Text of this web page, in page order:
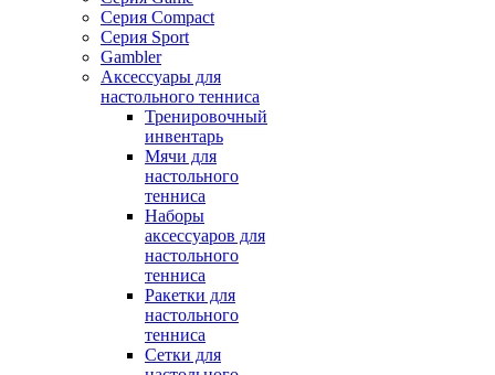
Серия Compact
Серия Sport
Gambler
Аксессуары для
настольного тенниса
Тренировочный
инвентарь
Мячи для
настольного
тенниса
Наборы
аксессуаров для
настольного
тенниса
Ракетки для
настольного
тенниса
Сетки для